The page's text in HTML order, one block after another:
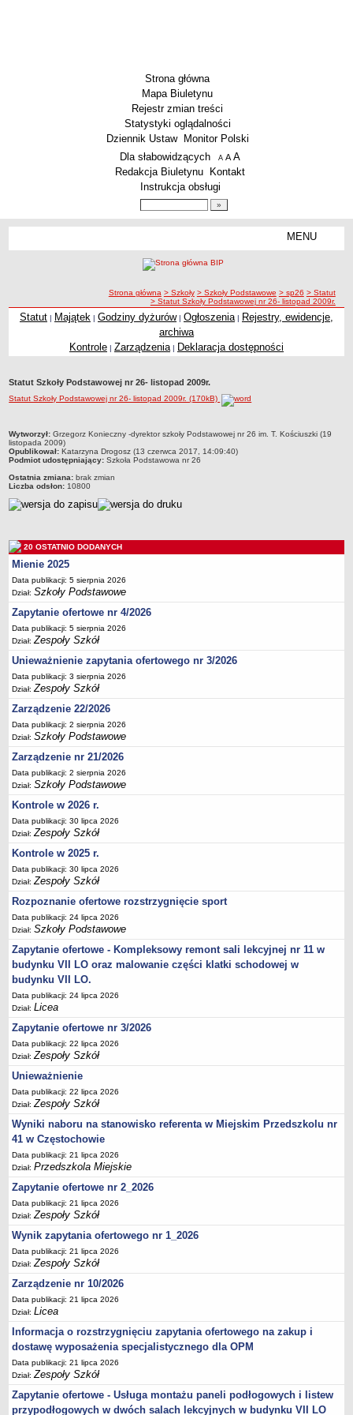
Strona główna
Mapa Biuletynu
Rejestr zmian treści
Statystyki oglądalności
Dziennik Ustaw
Monitor Polski
Menu dodatkowe
Dla słabowidzących A pomniejsz czcionkę
A standardowy rozmiar czcionki
A
Redakcja Biuletynu
Kontakt
Instrukcja obsługi
MENU
Zespoły Szkół
Techniczne Zakłady Naukowe
PRZEDSZKOLA
ARCHIWUM SZKÓŁ I PLACÓWEK
Zlikwidowane gimnazja
Wielofunkcyjna Placówka
SPECJALNE OŚRODKI SZKOLNO-WYCHOWAWCZE
Specjalny Ośrodek nr 1
Specjalny Ośrodek nr 5
Statut
Majątek
Godziny dyżurów
Ogłoszenie
Zarządzenia
Kontrole
Rejestry, ewidencje, archiwa
Sprawozdania
Deklaracja dostępności
PORADNIE PSYCHOLOGICZNO-PEDAGOGICZNE
Zespół Poradni
BIURO FINANSÓW OŚWIATY
Dane podstawowe
Statut
Majątek
Godziny dyżurów
Ogłoszenia
Zarządzenia
Rejestry, ewidencje, archiwa
Kontrole
PONOWNE WYKORZYSTYWANIE
Sprawozdania
Deklaracja dostępności
DEKLARACJA DOSTĘPNOŚCI
OŚWIADCZENIA MAJĄTKOWE
PONOWNE WYKORZYSTYWANIE
UDOSTĘPNIANIE INFORMACJI PUBLICZNEJ
OCHRONA DANYCH OSOBOWYCH
ścieżka nawigacji
Strona główna > Szkoły > Szkoły Podstawowe > sp26 > Statut
> Statut Szkoły Podstawowej nr 26- listopad 2009r.
Statut | Majątek | Godziny dyżurów| Ogłoszenia | Rejestry, ewidencje,
archiwa
Kontrole | Zarządzenia | Deklaracja dostępności
Statut Szkoły Podstawowej nr 26- listopad 2009r.
Statut Szkoły Podstawowej nr 26- listopad 2009r. (170kB)
metryczka
Wytworzył: Grzegorz Konieczny -dyrektor szkoły Podstawowej nr 26 im. T. Kościuszki (19
listopada 2009)
Opublikował: Katarzyna Drogosz (13 czerwca 2017, 14:09:40)
Podmiot udostępniający: Szkoła Podstawowa nr 26
Ostatnia zmiana: brak zmian
Liczba odsłon: 10800
20 OSTATNIO DODANYCH
Mienie 2025
Data publikacji: 5 sierpnia 2026
Dział:Szkoły Podstawowe
Zapytanie ofertowe nr 4/2026
Data publikacji: 5 sierpnia 2026
Dział:Zespoły Szkół
Unieważnienie zapytania ofertowego nr 3/2026
Data publikacji: 3 sierpnia 2026
Dział:Zespoły Szkół
Zarządzenie 22/2026
Data publikacji: 2 sierpnia 2026
Dział:Szkoły Podstawowe
Zarządzenie nr 21/2026
Data publikacji: 2 sierpnia 2026
Dział:Szkoły Podstawowe
Kontrole w 2026 r.
Data publikacji: 30 lipca 2026
Dział:Zespoły Szkół
Kontrole w 2025 r.
Data publikacji: 30 lipca 2026
Dział:Zespoły Szkół
Rozpoznanie ofertowe rozstrzygnięcie sport
Data publikacji: 24 lipca 2026
Dział:Szkoły Podstawowe
Zapytanie ofertowe - Kompleksowy remont sali lekcyjnej nr 11 w
budynku VII LO oraz malowanie części klatki schodowej w
budynku VII LO.
Data publikacji: 24 lipca 2026
Dział:Licea
Zapytanie ofertowe nr 3/2026
Data publikacji: 22 lipca 2026
Dział:Zespoły Szkół
Unieważnienie
Data publikacji: 22 lipca 2026
Dział:Zespoły Szkół
Wyniki naboru na stanowisko referenta w Miejskim Przedszkolu nr
41 w Częstochowie
Data publikacji: 21 lipca 2026
Dział:Przedszkola Miejskie
Zapytanie ofertowe nr 2_2026
Data publikacji: 21 lipca 2026
Dział:Zespoły Szkół
Wynik zapytania ofertowego nr 1_2026
Data publikacji: 21 lipca 2026
Dział:Zespoły Szkół
Zarządzenie nr 10/2026
Data publikacji: 21 lipca 2026
Dział:Licea
Informacja o rozstrzygnięciu zapytania ofertowego na zakup i
dostawę wyposażenia specjalistycznego dla OPM
Data publikacji: 21 lipca 2026
Dział:Zespoły Szkół
Zapytanie ofertowe - Usługa montażu paneli podłogowych i listew
przypodłogowych w dwóch salach lekcyjnych w budynku VII LO